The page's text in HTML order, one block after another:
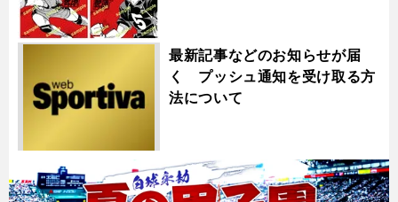
最新記事などのお知らせが届
く プッシュ通知を受け取る方
法について